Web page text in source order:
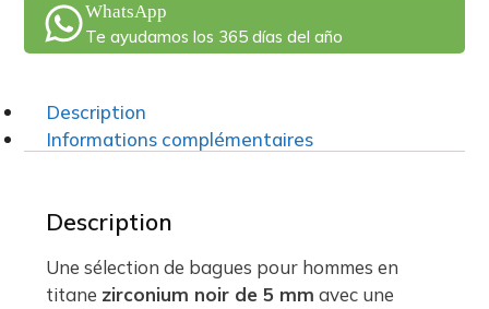
WhatsApp
Te ayudamos los 365 días del año
Description
Informations complémentaires
Description
Une sélection de bagues pour hommes en
titane zirconium noir de 5 mm avec une